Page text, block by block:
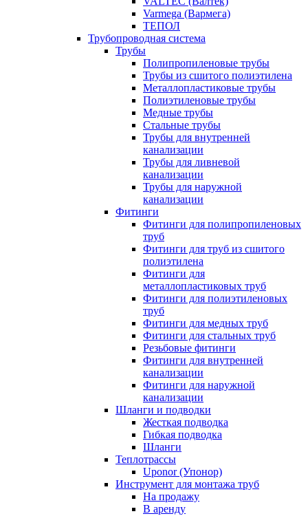
Varmega (Вармега)
ТЕПОЛ
Трубопроводная система
Трубы
Полипропиленовые трубы
Трубы из сшитого полиэтилена
Металлопластиковые трубы
Полиэтиленовые трубы
Медные трубы
Стальные трубы
Трубы для внутренней
канализации
Трубы для ливневой
канализации
Трубы для наружной
канализации
Фитинги
Фитинги для полипропиленовых
труб
Фитинги для труб из сшитого
полиэтилена
Фитинги для
металлопластиковых труб
Фитинги для полиэтиленовых
труб
Фитинги для медных труб
Фитинги для стальных труб
Резьбовые фитинги
Фитинги для внутренней
канализации
Фитинги для наружной
канализации
Шланги и подводки
Жесткая подводка
Гибкая подводка
Шланги
Теплотрассы
Uponor (Упонор)
Инструмент для монтажа труб
На продажу
В аренду